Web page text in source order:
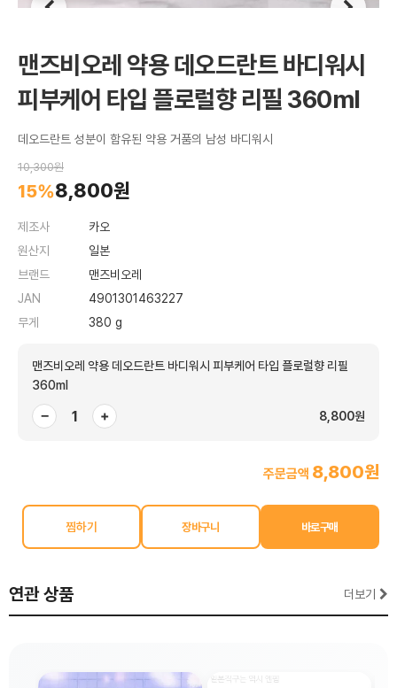
맨즈비오레 약용 데오드란트 바디워시
피부케어 타입 플로럴향 리필 360ml
데오드란트 성분이 함유된 약용 거품의 남성 바디워시
10,300원
15%8,800원
제조사
카오
원산지
일본
브랜드
맨즈비오레
JAN
4901301463227
무게
380 g
맨즈비오레 약용 데오드란트 바디워시 피부케어 타입 플로럴향 리필
360ml
− + 8,800원
주문금액 8,800원
찜하기
연관 상품 더보기